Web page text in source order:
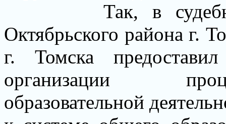
Так, в
Октябрьского района г.
г. Томска
организации
образовательной